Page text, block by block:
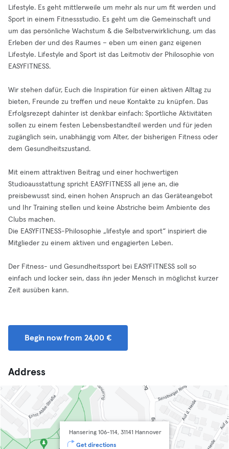
Lifestyle. Es geht mittlerweile um mehr als nur um fit werden und
Sport in einem Fitnessstudio. Es geht um die Gemeinschaft und
um das persönliche Wachstum & die Selbstverwirklichung, um das
Erleben der und des Raumes – eben um einen ganz eigenen
Lifestyle. Lifestyle and Sport ist das Leitmotiv der Philosophie von
EASYFITNESS.
Wir stehen dafür, Euch die Inspiration für einen aktiven Alltag zu
bieten, Freunde zu treffen und neue Kontakte zu knüpfen. Das
Erfolgsrezept dahinter ist denkbar einfach: Sportliche Aktivitäten
sollen zu einem festen Lebensbestandteil werden und für jeden
zugänglich sein, unabhängig vom Alter, der bisherigen Fitness oder
dem Gesundheitszustand.
Mit einem attraktiven Beitrag und einer hochwertigen
Studioausstattung spricht EASYFITNESS all jene an, die
preisbewusst sind, einen hohen Anspruch an das Geräteangebot
und Ihr Training stellen und keine Abstriche beim Ambiente des
Clubs machen.
Die EASYFITNESS-Philosophie „lifestyle and sport“ inspiriert die
Mitglieder zu einem aktiven und engagierten Leben.
Der Fitness- und Gesundheitssport bei EASYFITNESS soll so
einfach und locker sein, dass ihn jeder Mensch in möglichst kurzer
Zeit ausüben kann.
Begin now from 24,00 €
Address
Hansering 106-114, 31141 Hannover
Get directions